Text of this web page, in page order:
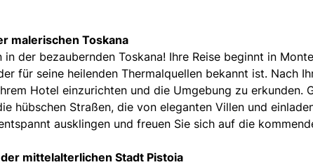
malerischen Toskana
der bezaubernden Toskana! Ihre Reise beginnt in
für seine heilenden Thermalquellen bekannt ist. Nach
Hotel einzurichten und die Umgebung zu erkunden.
hübschen Straßen, die von eleganten Villen und
ausklingen und freuen Sie sich auf die
mittelalterlichen Stadt Pistoia